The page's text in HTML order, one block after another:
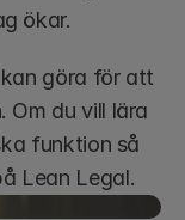
ökar.
göra för att
Om du vill lära
funktion så
Lean Legal.